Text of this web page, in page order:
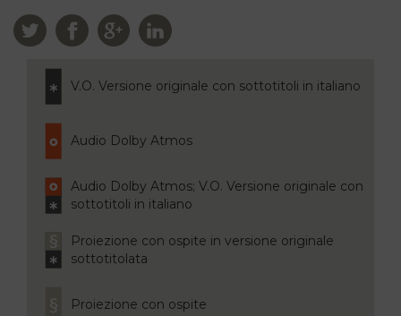
V.O. Versione originale con sottotitoli in italiano
Audio Dolby Atmos
Audio Dolby Atmos; V.O. Versione originale con
sottotitoli in italiano
Proiezione con ospite in versione originale
sottotitolata
Proiezione con ospite